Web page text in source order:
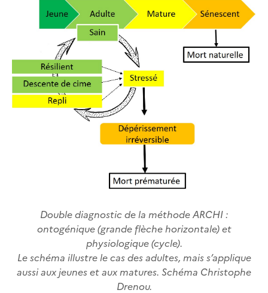
Double diagnostic de la méthode ARCHI :
ontogénique (grande flèche horizontale) et
physiologique (cycle).
Le schéma illustre le cas des adultes, mais s’applique
aussi aux jeunes et aux matures. Schéma Christophe
Drenou.